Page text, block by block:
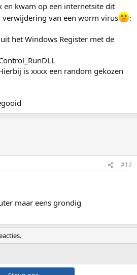
en kwam op een internetsite dit
verwijdering van een worm virus
:
het Windows Register met de
is xxxx een random gekozen
#12
maar eens grondig